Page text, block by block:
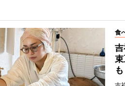
食
も